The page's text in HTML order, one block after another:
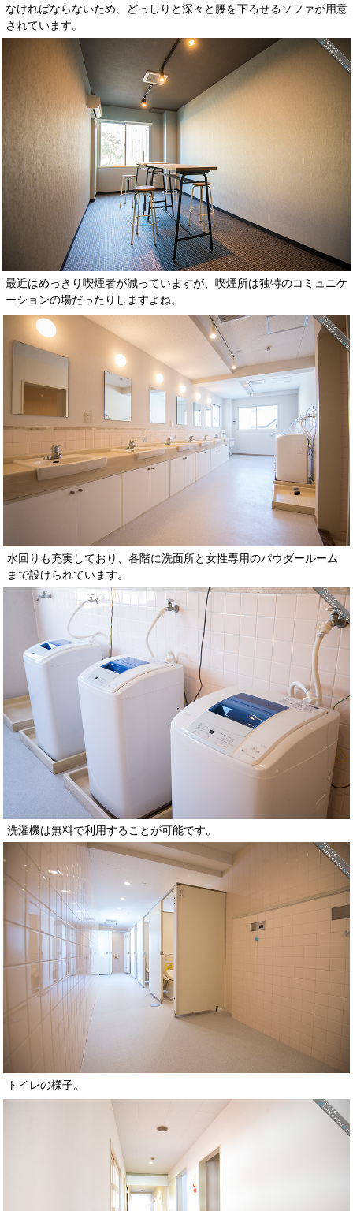
なければならないため、どっしりと深々と腰を下ろせるソファが用意
されています。
最近はめっきり喫煙者が減っていますが、喫煙所は独特のコミュニケ
ーションの場だったりしますよね。
水回りも充実しており、各階に洗面所と女性専用のパウダールーム
まで設けられています。
洗濯機は無料で利用することが可能です。
トイレの様子。